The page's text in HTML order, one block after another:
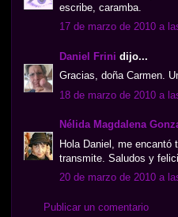
escribe, caramba.
17 de marzo de 2010 a
Daniel Frini dijo...
Gracias, doña Carmen.
18 de marzo de 2010 a
Nélida Magdalena
Hola Daniel, me encantó
transmite. Saludos y
20 de marzo de 2010 a
Publicar un comentario